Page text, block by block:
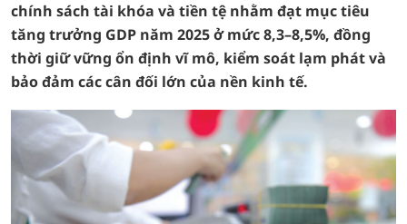
chính sách tài khóa và tiền tệ nhằm đạt mục tiêu
tăng trưởng GDP năm 2025 ở mức 8,3–8,5%, đồng
thời giữ vững ổn định vĩ mô, kiểm soát lạm phát và
bảo đảm các cân đối lớn của nền kinh tế.